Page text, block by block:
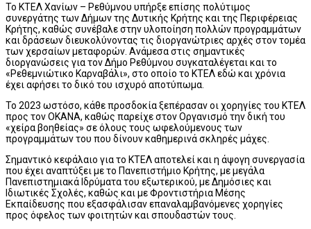
Το ΚΤΕΛ Χανίων – Ρεθύμνου υπήρξε επίσης πολύτιμος
συνεργάτης των Δήμων της Δυτικής Κρήτης και της Περιφέρειας
Κρήτης, καθώς συνέβαλε στην υλοποίηση πολλών προγραμμάτων
και δράσεων διευκολύνοντας τις διοργανώτριες αρχές στον τομέα
των χερσαίων μεταφορών. Ανάμεσα στις σημαντικές
διοργανώσεις για τον Δήμο Ρεθύμνου συγκαταλέγεται και το
«Ρεθεμνιώτικο Καρναβάλι», στο οποίο το ΚΤΕΛ εδώ και χρόνια
έχει αφήσει το δικό του ισχυρό αποτύπωμα.
Το 2023 ωστόσο, κάθε προσδοκία ξεπέρασαν οι χορηγίες του ΚΤΕΛ
προς τον ΟΚΑΝΑ, καθώς παρείχε στον Οργανισμό την δική του
«χείρα βοηθείας» σε όλους τους ωφελούμενους των
προγραμμάτων του που δίνουν καθημερινά σκληρές μάχες.
Σημαντικό κεφάλαιο για το ΚΤΕΛ αποτελεί και η άψογη συνεργασία
που έχει αναπτύξει με το Πανεπιστήμιο Κρήτης, με μεγάλα
Πανεπιστημιακά Ιδρύματα του εξωτερικού, με Δημόσιες και
Ιδιωτικές Σχολές, καθώς και με Φροντιστήρια Μέσης
Εκπαίδευσης που εξασφάλισαν επαναλαμβανόμενες χορηγίες
προς όφελος των φοιτητών και σπουδαστών τους.